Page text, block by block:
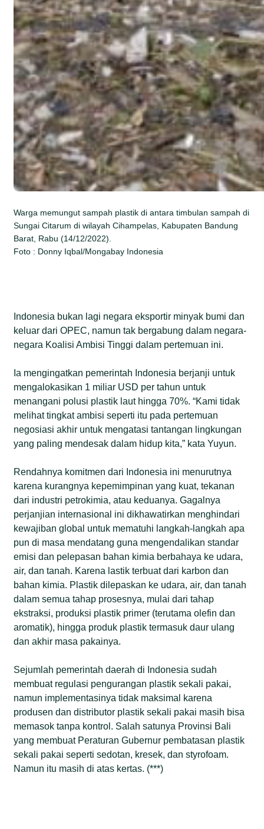
Warga memungut sampah plastik di antara timbulan sampah di
Sungai Citarum di wilayah Cihampelas, Kabupaten Bandung
Barat, Rabu (14/12/2022).
Foto : Donny Iqbal/Mongabay Indonesia
Indonesia bukan lagi negara eksportir minyak bumi dan
keluar dari OPEC, namun tak bergabung dalam negara-
negara Koalisi Ambisi Tinggi dalam pertemuan ini.
Ia mengingatkan pemerintah Indonesia berjanji untuk
mengalokasikan 1 miliar USD per tahun untuk
menangani polusi plastik laut hingga 70%. “Kami tidak
melihat tingkat ambisi seperti itu pada pertemuan
negosiasi akhir untuk mengatasi tantangan lingkungan
yang paling mendesak dalam hidup kita,” kata Yuyun.
Rendahnya komitmen dari Indonesia ini menurutnya
karena kurangnya kepemimpinan yang kuat, tekanan
dari industri petrokimia, atau keduanya. Gagalnya
perjanjian internasional ini dikhawatirkan menghindari
kewajiban global untuk mematuhi langkah-langkah apa
pun di masa mendatang guna mengendalikan standar
emisi dan pelepasan bahan kimia berbahaya ke udara,
air, dan tanah. Karena lastik terbuat dari karbon dan
bahan kimia. Plastik dilepaskan ke udara, air, dan tanah
dalam semua tahap prosesnya, mulai dari tahap
ekstraksi, produksi plastik primer (terutama olefin dan
aromatik), hingga produk plastik termasuk daur ulang
dan akhir masa pakainya.
Sejumlah pemerintah daerah di Indonesia sudah
membuat regulasi pengurangan plastik sekali pakai,
namun implementasinya tidak maksimal karena
produsen dan distributor plastik sekali pakai masih bisa
memasok tanpa kontrol. Salah satunya Provinsi Bali
yang membuat Peraturan Gubernur pembatasan plastik
sekali pakai seperti sedotan, kresek, dan styrofoam.
Namun itu masih di atas kertas. (***)